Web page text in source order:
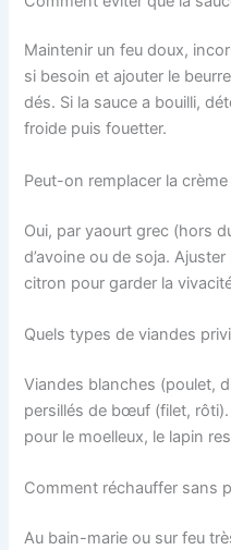
Maintenir un feu doux,
si besoin et ajouter le
dés. Si la sauce a bouilli,
froide puis fouetter.
Peut-on remplacer la crème
Oui, par yaourt grec (hors
d’avoine ou de soja.
citron pour garder la
Quels types de viandes
Viandes blanches (poulet,
persillés de bœuf (filet,
pour le moelleux, le lapin
Comment réchauffer sans
Au bain-marie ou sur feu